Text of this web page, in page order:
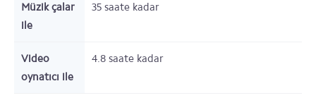
Müzik çalar
ile
35 saate kadar
Video
oynatıcı ile
4.8 saate kadar